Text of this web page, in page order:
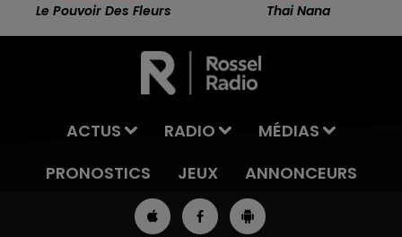
Le Pouvoir Des Fleurs Thai Nana
ACTUS RADIO
MÉDIAS
PRONOSTICS
JEUX ANNONCEURS